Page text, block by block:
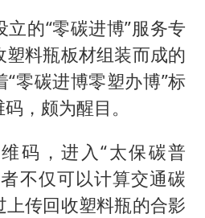
的“零碳进博”服务专
料瓶板材组装而成的
零碳进博零塑办博”标
，颇为醒目。
码，进入“太保碳普
不仅可以计算交通碳
传回收塑料瓶的合影